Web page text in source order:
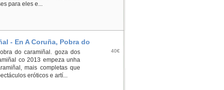
para eles e...
- En A Coruña, Pobra do
do caramiñal. goza dos
co 2013 empeza unha
mais completas que
eróticos e artí...
40€